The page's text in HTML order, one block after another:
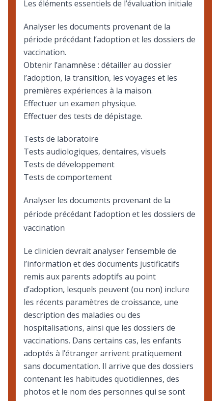
Les éléments essentiels de l’évaluation initiale
Analyser les documents provenant de la
période précédant l’adoption et les dossiers de
vaccination.
Obtenir l’anamnèse : détailler au dossier
l’adoption, la transition, les voyages et les
premières expériences à la maison.
Effectuer un examen physique.
Effectuer des tests de dépistage.
Tests de laboratoire
Tests audiologiques, dentaires, visuels
Tests de développement
Tests de comportement
Analyser les documents provenant de la
période précédant l’adoption et les dossiers de
vaccination
Le clinicien devrait analyser l’ensemble de
l’information et des documents justificatifs
remis aux parents adoptifs au point
d’adoption, lesquels peuvent (ou non) inclure
les récents paramètres de croissance, une
description des maladies ou des
hospitalisations, ainsi que les dossiers de
vaccinations. Dans certains cas, les enfants
adoptés à l’étranger arrivent pratiquement
sans documentation. Il arrive que des dossiers
contenant les habitudes quotidiennes, des
photos et le nom des personnes qui se sont